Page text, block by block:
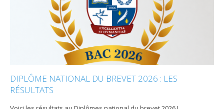
DIPLÔME NATIONAL DU BREVET 2026 : LES
RÉSULTATS